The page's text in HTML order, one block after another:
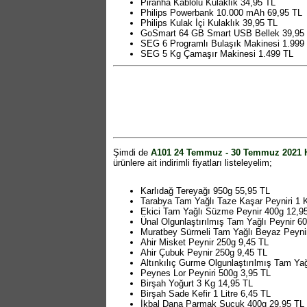
Piranha Kablolu Kulaklık 34,95 TL
Philips Powerbank 10.000 mAh 69,95 TL
Philips Kulak İçi Kulaklık 39,95 TL
GoSmart 64 GB Smart USB Bellek 39,95
SEG 6 Programlı Bulaşık Makinesi 1.999
SEG 5 Kg Çamaşır Makinesi 1.499 TL
Fantom Cyclone Elektrikli Süpürge 499
2 Kapaklı Çekmeceli Dolap
Aynalı Banyo Dolabı 70x60x15cm 159,95
Ahşap Standlı Papatya Kahvaltılık 6'lı
Simax Borosilikat Cam Tencere 2 Litre
LAV Altın Yaldızlı Çay Seti 12 Parça 39,95
LAV Meşrubat Bardağı 345cc 4,50 TL
LAV Kahve Yanı Su Bardağı Çeşitleri
Luminarc Temperli Oval Fırın Kabı
Seramik Kek Kalıbı Çeşitleri 25cm 29,50
Seramik Sunum Tabağı 17,5cm 4,95 TL
Paşabahçe Dondurmalık 280cc 2'li 6,50 TL
Paşabahçe Mantar Kapaklı Yağlık
Cam Kare Kavanoz 1 Litre 11,50 TL
Cam Kare Kavanoz 2 Litre 14,95 TL
Pasta Börek ve Borcam Taşıma Kabı
Desenli Opal Fincan Takımı 12 Parça
Şimdi de A101 24 Temmuz - 30 Temmuz
ürünlere ait indirimli fiyatları listeleyelim;
Karlıdağ Tereyağı 950g 55,95 TL
Tarabya Tam Yağlı Taze Kaşar Peyniri 1
Ekici Tam Yağlı Süzme Peynir 400g
Ünal Olgunlaştırılmış Tam Yağlı Peynir
Muratbey Sürmeli Tam Yağlı Beyaz
Ahir Misket Peynir 250g 9,45 TL
Ahir Çubuk Peynir 250g 9,45 TL
Altınkılıç Gurme Olgunlaştırılmış Tam
Peynes Lor Peyniri 500g 3,95 TL
Birşah Yoğurt 3 Kg 14,95 TL
Birşah Sade Kefir 1 Litre 6,45 TL
İkbal Dana Parmak Sucuk 400g 29,95 TL